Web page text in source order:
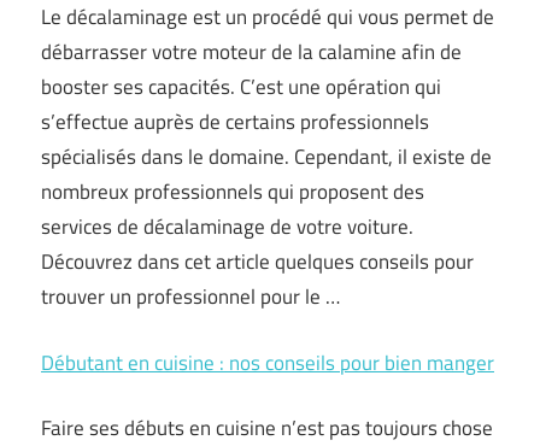
Le décalaminage est un procédé qui vous permet de
débarrasser votre moteur de la calamine afin de
booster ses capacités. C’est une opération qui
s’effectue auprès de certains professionnels
spécialisés dans le domaine. Cependant, il existe de
nombreux professionnels qui proposent des
services de décalaminage de votre voiture.
Découvrez dans cet article quelques conseils pour
trouver un professionnel pour le …
Débutant en cuisine : nos conseils pour bien manger
Faire ses débuts en cuisine n’est pas toujours chose